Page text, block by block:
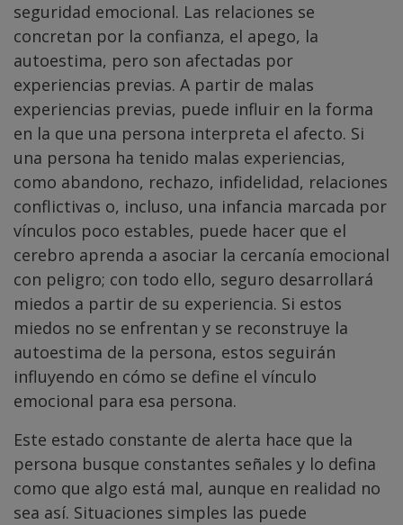
seguridad emocional. Las relaciones se
concretan por la confianza, el apego, la
autoestima, pero son afectadas por
experiencias previas. A partir de malas
experiencias previas, puede influir en la forma
en la que una persona interpreta el afecto. Si
una persona ha tenido malas experiencias,
como abandono, rechazo, infidelidad, relaciones
conflictivas o, incluso, una infancia marcada por
vínculos poco estables, puede hacer que el
cerebro aprenda a asociar la cercanía emocional
con peligro; con todo ello, seguro desarrollará
miedos a partir de su experiencia. Si estos
miedos no se enfrentan y se reconstruye la
autoestima de la persona, estos seguirán
influyendo en cómo se define el vínculo
emocional para esa persona.
Este estado constante de alerta hace que la
persona busque constantes señales y lo defina
como que algo está mal, aunque en realidad no
sea así. Situaciones simples las puede